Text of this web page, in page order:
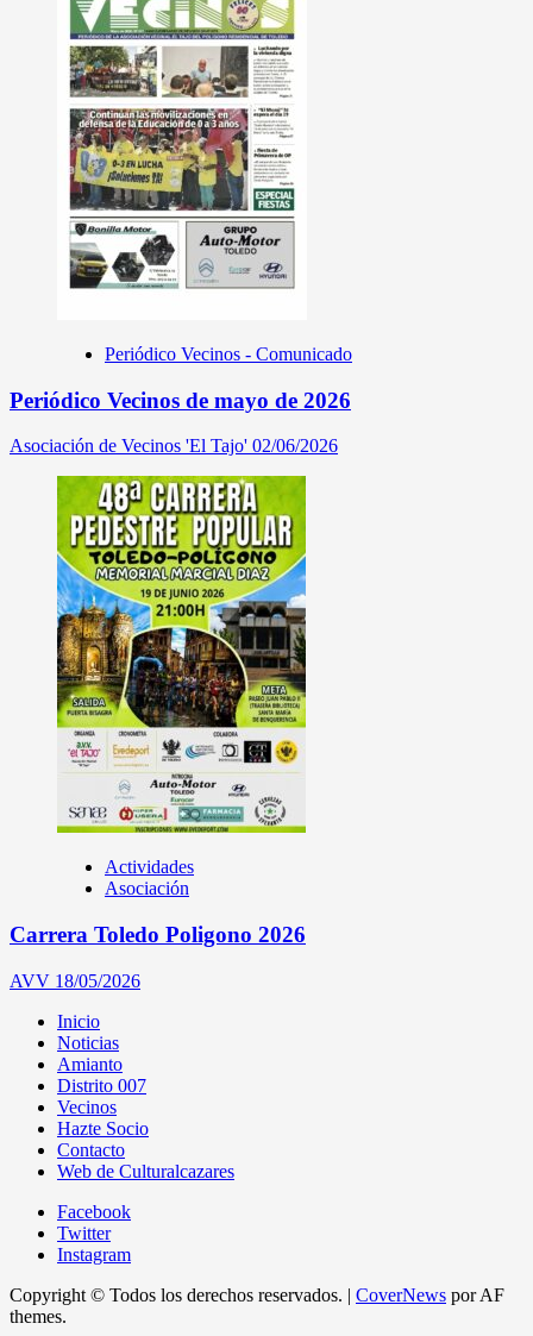
Periódico Vecinos - Comunicado
Periódico Vecinos de mayo de 2026
Asociación de Vecinos 'El Tajo' 02/06/2026
Actividades
Asociación
Carrera Toledo Poligono 2026
AVV 18/05/2026
Inicio
Noticias
Amianto
Distrito 007
Vecinos
Hazte Socio
Contacto
Web de Culturalcazares
Facebook
Twitter
Instagram
Copyright © Todos los derechos reservados. | CoverNews por AF
themes.